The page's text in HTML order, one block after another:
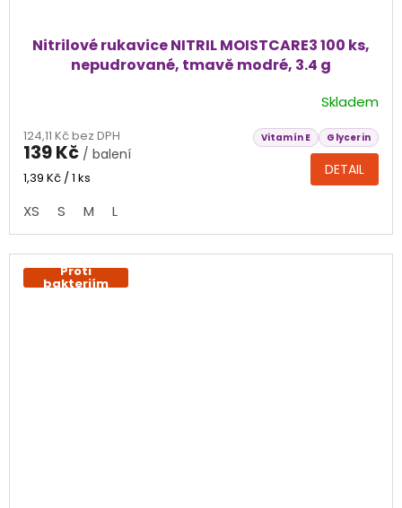
Nitrilové rukavice NITRIL MOISTCARE3 100 ks,
nepudrované, tmavě modré, 3.4 g
produktu
je
4,6
5
hvězdiček.
Skladem
Vitamín E Glycerin
124,11 Kč bez DPH
139 Kč / balení
Měrná
1,39 Kč / 1 ks DETAIL
XS S M L
Proti
bakteriím